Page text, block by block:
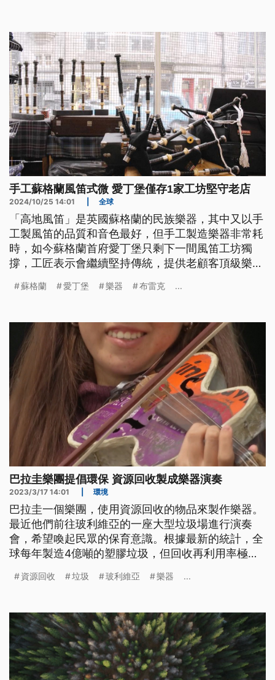
手工蘇格蘭風笛式微 愛丁堡僅存1家工坊堅守老店
2024/10/25 14:01 全球
「高地風笛」是英國蘇格蘭的民族樂器，其中又以手
工製風笛的品質和音色最好，但手工製造樂器非常耗
時，如今蘇格蘭首府愛丁堡只剩下一間風笛工坊獨
撐，工匠表示會繼續堅持傳統，提供老顧客頂級樂
蘇格蘭 愛丁堡 樂器 布雷克 ...
巴拉圭樂團提倡環保 資源回收製成樂器演奏
2023/3/17 14:01 環境
巴拉圭一個樂團，使用資源回收的物品來製作樂器。
最近他們前往玻利維亞的一座大型垃圾場進行演奏
會，希望喚起民眾的保育意識。根據最新的統計，全
球每年製造4億噸的塑膠垃圾，但回收再利用率極
料製成，相當不環保。
資源回收 垃圾 玻利維亞 樂器 ...